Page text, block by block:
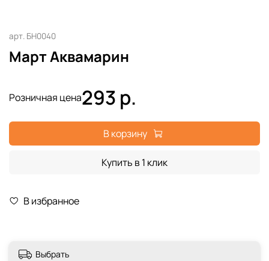
арт. БН0040
Март Аквамарин
В избранное
Розничная цена293 р.
В корзину
Купить в 1 клик
Выбрать